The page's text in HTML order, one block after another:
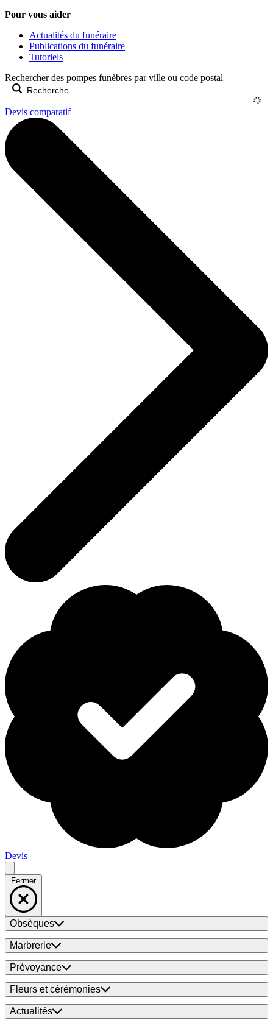
Pour vous aider
Actualités du funéraire
Publications du funéraire
Tutoriels
Rechercher des pompes funèbres par ville ou code postal
Devis comparatif
Devis
Fermer
Obsèques
Marbrerie
Prévoyance
Fleurs et cérémonies
Actualités